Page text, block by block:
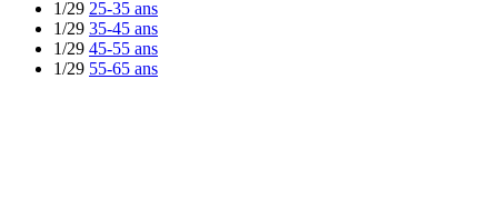
1/29 25-35 ans
1/29 35-45 ans
1/29 45-55 ans
1/29 55-65 ans